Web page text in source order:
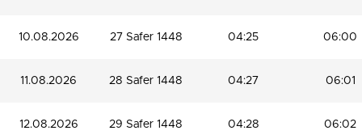
10.08.2026 27 Safer 1448 04:25 06:00
11.08.2026 28 Safer 1448 04:27 06:01
12.08.2026 29 Safer 1448 04:28 06:02